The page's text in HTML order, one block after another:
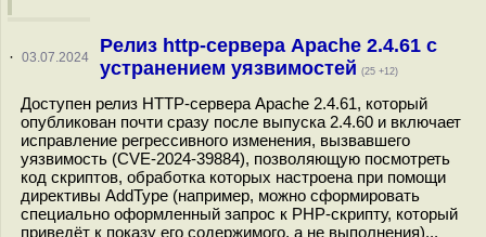
· 03.07.2024
Релиз http-сервера Apache 2.4.61 с
устранением уязвимостей (25 +12)
Доступен релиз HTTP-сервера Apache 2.4.61, который
опубликован почти сразу после выпуска 2.4.60 и включает
исправление регрессивного изменения, вызвавшего
уязвимость (CVE-2024-39884), позволяющую посмотреть
код скриптов, обработка которых настроена при помощи
директивы AddType (например, можно сформировать
специально оформленный запрос к PHP-скрипту, который
приведёт к показу его содержимого, а не выполнения)...